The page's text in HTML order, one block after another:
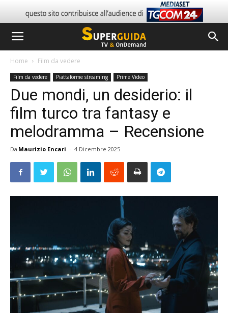
Home Film da vedere
Film da vedere Piattaforme streaming Prime Video
Due mondi, un desiderio: il
film turco tra fantasy e
melodramma – Recensione
Da Maurizio Encari - 4 Dicembre 2025